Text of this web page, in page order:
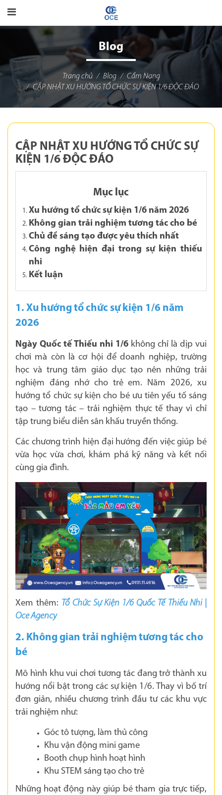
Blog
Trang chủ Blog
Cẩm Nang
CẬP NHẬT XU HƯỚNG TỔ CHỨC SỰ KIỆN 1/6 ĐỘC ĐÁO
CẬP NHẬT XU HƯỚNG TỔ CHỨC SỰ
KIỆN 1/6 ĐỘC ĐÁO
Mục lục
Xu hướng tổ chức sự kiện 1/6 năm 2026
Không gian trải nghiệm tương tác cho bé
Chủ đề sáng tạo được yêu thích nhất
Công nghệ hiện đại trong sự kiện thiếu
nhi
Kết luận
1. Xu hướng tổ chức sự kiện 1/6 năm
2026
Ngày Quốc tế Thiếu nhi 1/6 không chỉ là dịp vui
chơi mà còn là cơ hội để doanh nghiệp, trường
học và trung tâm giáo dục tạo nên những trải
nghiệm đáng nhớ cho trẻ em. Năm 2026, xu
hướng tổ chức sự kiện cho bé ưu tiên yếu tố sáng
tạo – tương tác – trải nghiệm thực tế thay vì chỉ
tập trung biểu diễn sân khấu truyền thống.
Các chương trình hiện đại hướng đến việc giúp bé
vừa học vừa chơi, khám phá kỹ năng và kết nối
cùng gia đình.
Xem thêm: Tổ Chức Sự Kiện 1/6 Quốc Tế Thiếu Nhi |
Oce Agency
2. Không gian trải nghiệm tương tác cho
bé
Mô hình khu vui chơi tương tác đang trở thành xu
hướng nổi bật trong các sự kiện 1/6. Thay vì bố trí
đơn giản, nhiều chương trình đầu tư các khu vực
trải nghiệm như:
Góc tô tượng, làm thủ công
Khu vận động mini game
Booth chụp hình hoạt hình
Khu STEM sáng tạo cho trẻ
Những hoạt động này giúp bé tham gia trực tiếp,